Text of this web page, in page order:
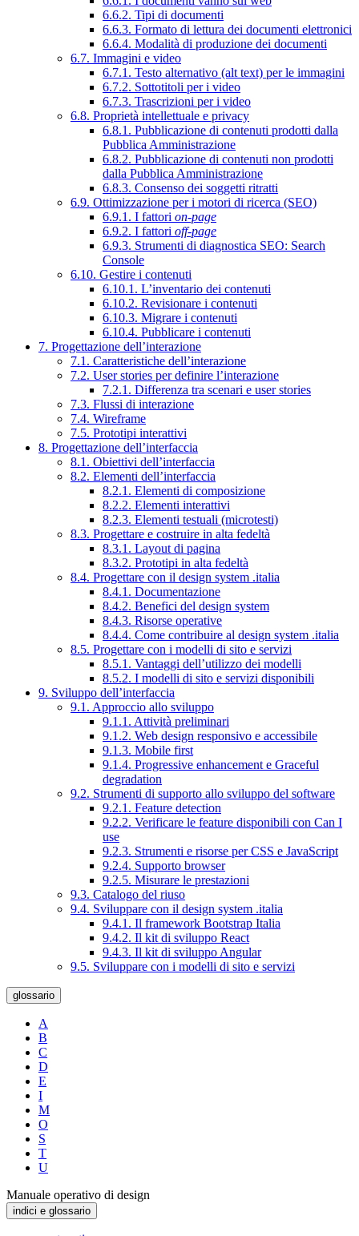
6.6.2. Tipi di documenti
6.6.3. Formato di lettura dei documenti elettronici
6.6.4. Modalità di produzione dei documenti
6.7. Immagini e video
6.7.1. Testo alternativo (alt text) per le immagini
6.7.2. Sottotitoli per i video
6.7.3. Trascrizioni per i video
6.8. Proprietà intellettuale e privacy
6.8.1. Pubblicazione di contenuti prodotti dalla
Pubblica Amministrazione
6.8.2. Pubblicazione di contenuti non prodotti
dalla Pubblica Amministrazione
6.8.3. Consenso dei soggetti ritratti
6.9. Ottimizzazione per i motori di ricerca (SEO)
6.9.1. I fattori on-page
6.9.2. I fattori off-page
6.9.3. Strumenti di diagnostica SEO: Search
Console
6.10. Gestire i contenuti
6.10.1. L’inventario dei contenuti
6.10.2. Revisionare i contenuti
6.10.3. Migrare i contenuti
6.10.4. Pubblicare i contenuti
7. Progettazione dell’interazione
7.1. Caratteristiche dell’interazione
7.2. User stories per definire l’interazione
7.2.1. Differenza tra scenari e user stories
7.3. Flussi di interazione
7.4. Wireframe
7.5. Prototipi interattivi
8. Progettazione dell’interfaccia
8.1. Obiettivi dell’interfaccia
8.2. Elementi dell’interfaccia
8.2.1. Elementi di composizione
8.2.2. Elementi interattivi
8.2.3. Elementi testuali (microtesti)
8.3. Progettare e costruire in alta fedeltà
8.3.1. Layout di pagina
8.3.2. Prototipi in alta fedeltà
8.4. Progettare con il design system .italia
8.4.1. Documentazione
8.4.2. Benefici del design system
8.4.3. Risorse operative
8.4.4. Come contribuire al design system .italia
8.5. Progettare con i modelli di sito e servizi
8.5.1. Vantaggi dell’utilizzo dei modelli
8.5.2. I modelli di sito e servizi disponibili
9. Sviluppo dell’interfaccia
9.1. Approccio allo sviluppo
9.1.1. Attività preliminari
9.1.2. Web design responsivo e accessibile
9.1.3. Mobile first
9.1.4. Progressive enhancement e Graceful
degradation
9.2. Strumenti di supporto allo sviluppo del software
9.2.1. Feature detection
9.2.2. Verificare le feature disponibili con Can I
use
9.2.3. Strumenti e risorse per CSS e JavaScript
9.2.4. Supporto browser
9.2.5. Misurare le prestazioni
9.3. Catalogo del riuso
9.4. Sviluppare con il design system .italia
9.4.1. Il framework Bootstrap Italia
9.4.2. Il kit di sviluppo React
9.4.3. Il kit di sviluppo Angular
9.5. Sviluppare con i modelli di sito e servizi
glossario
A
B
C
D
E
I
M
O
S
T
U
Manuale operativo di design
indici e glossario